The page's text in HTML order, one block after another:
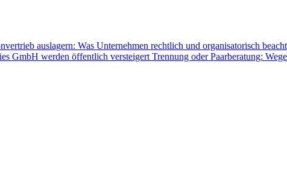
auslagern: Was Unternehmen rechtlich und organisatorisch
GmbH werden öffentlich versteigert Trennung oder Paarberatung: